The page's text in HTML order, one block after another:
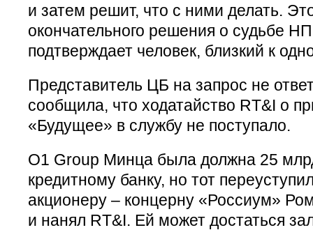
и затем решит, что с ними делать.
окончательного решения о судьбе
подтверждает человек, близкий к
Представитель ЦБ на запрос не
сообщила, что ходатайство RT&I о
«Будущее» в службу не поступало.
O1 Group Минца была должна 25
кредитному банку, но тот
акционеру – концерну «Россиум»
и нанял RT&I. Ей может достаться